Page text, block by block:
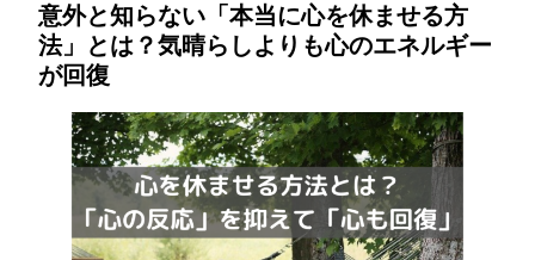
意外と知らない「本当に心を休ませる方
法」とは？気晴らしよりも心のエネルギー
が回復